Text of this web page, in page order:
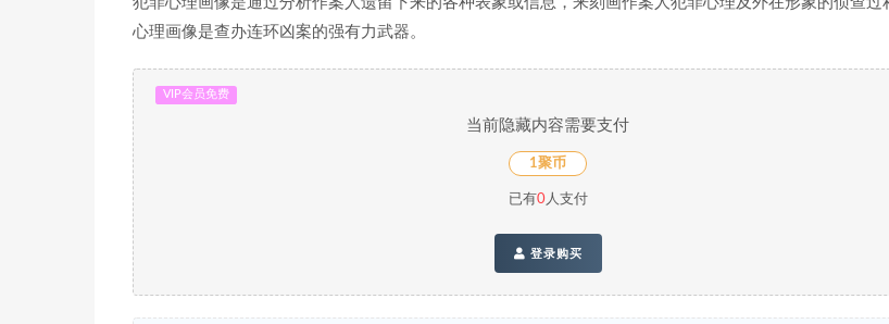
心理画像是查办连环凶案的强有力武器。
VIP会员免费
当前隐藏内容需要支付
1聚币
已有0人支付
登录购买